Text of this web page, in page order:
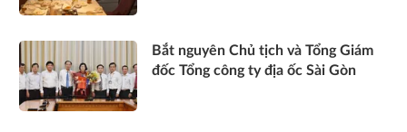
Bắt nguyên Chủ tịch và Tổng Giám
đốc Tổng công ty địa ốc Sài Gòn